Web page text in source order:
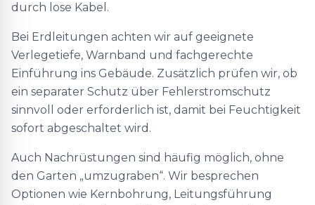
durch lose Kabel.
Bei Erdleitungen achten wir auf geeignete
Verlegetiefe, Warnband und fachgerechte
Einführung ins Gebäude. Zusätzlich prüfen wir, ob
ein separater Schutz über Fehlerstromschutz
sinnvoll oder erforderlich ist, damit bei Feuchtigkeit
sofort abgeschaltet wird.
Auch Nachrüstungen sind häufig möglich, ohne
den Garten „umzugraben“. Wir besprechen
Optionen wie Kernbohrung, Leitungsführung